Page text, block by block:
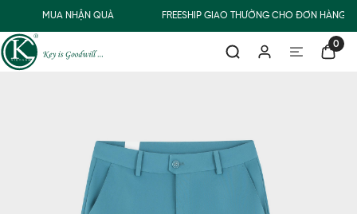
MUA NHẬN QUÀ FREESHIP GIAO THƯỜNG CHO ĐƠN HÀNG
0